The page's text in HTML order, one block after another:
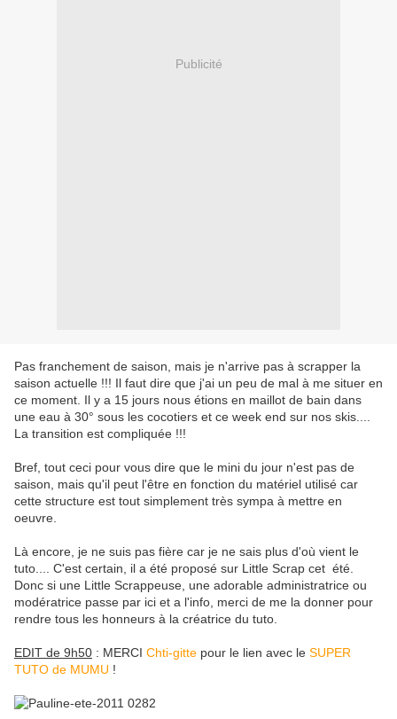
Publicité
Pas franchement de saison, mais je n'arrive pas à scrapper la
saison actuelle !!! Il faut dire que j'ai un peu de mal à me situer en
ce moment. Il y a 15 jours nous étions en maillot de bain dans
une eau à 30° sous les cocotiers et ce week end sur nos skis....
La transition est compliquée !!!
Bref, tout ceci pour vous dire que le mini du jour n'est pas de
saison, mais qu'il peut l'être en fonction du matériel utilisé car
cette structure est tout simplement très sympa à mettre en
oeuvre.
Là encore, je ne suis pas fière car je ne sais plus d'où vient le
tuto.... C'est certain, il a été proposé sur Little Scrap cet été.
Donc si une Little Scrappeuse, une adorable administratrice ou
modératrice passe par ici et a l'info, merci de me la donner pour
rendre tous les honneurs à la créatrice du tuto.
EDIT de 9h50 : MERCI Chti-gitte pour le lien avec le SUPER
TUTO de MUMU !